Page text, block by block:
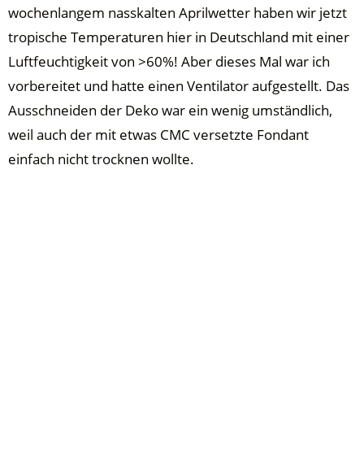
wochenlangem nasskalten Aprilwetter haben wir jetzt
tropische Temperaturen hier in Deutschland mit einer
Luftfeuchtigkeit von >60%! Aber dieses Mal war ich
vorbereitet und hatte einen Ventilator aufgestellt. Das
Ausschneiden der Deko war ein wenig umständlich,
weil auch der mit etwas CMC versetzte Fondant
einfach nicht trocknen wollte.